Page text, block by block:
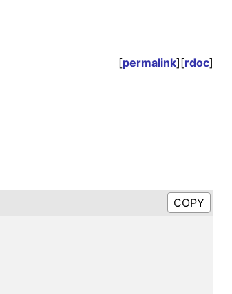
[permalink][rdoc]